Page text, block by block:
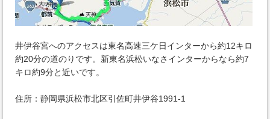
井伊谷宮へのアクセスは東名高速三ケ日インターから約12キロ
約20分の道のりです。新東名浜松いなさインターからなら約7
キロ約9分と近いです。
住所：静岡県浜松市北区引佐町井伊谷1991-1